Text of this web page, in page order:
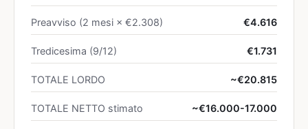
Preavviso (2 mesi × €2.308) €4.616
Tredicesima (9/12) €1.731
TOTALE LORDO ~€20.815
TOTALE NETTO stimato ~€16.000-17.000